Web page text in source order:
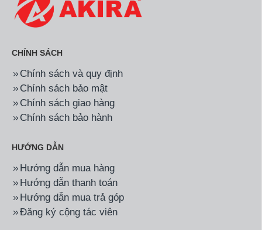
CHÍNH SÁCH
Chính sách và quy định
Chính sách bảo mật
Chính sách giao hàng
Chính sách bảo hành
HƯỚNG DẪN
Hướng dẫn mua hàng
Hướng dẫn thanh toán
Hướng dẫn mua trả góp
Đăng ký cộng tác viên